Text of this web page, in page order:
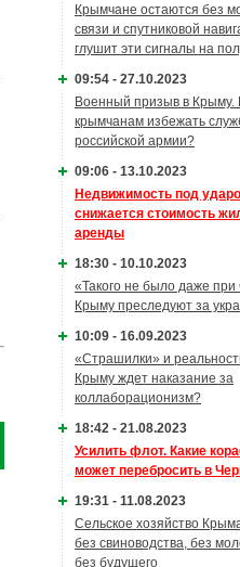
Крымчане остаются без
связи и спутниковой
глушит эти сигналы на
09:54 - 27.10.2023
Военный призыв в Крыму.
крымчанам избежать
российской армии?
09:06 - 13.10.2023
Недвижимость под
снижается стоимость
аренды
18:30 - 10.10.2023
«Такого не было даже
Крыму преследуют за
10:09 - 16.09.2023
«Страшилки» и
Крыму ждет наказание за
коллаборационизм?
18:42 - 21.08.2023
Усилить флот. Какие
может перебросить в
19:31 - 11.08.2023
Сельское хозяйство
без свиноводства, без
без будущего